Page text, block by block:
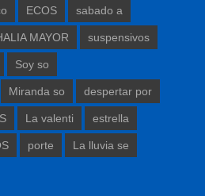
ECOS sabado a
MAYOR suspensivos
Soy so
Miranda so despertar por
La valenti estrella
porte La lluvia se